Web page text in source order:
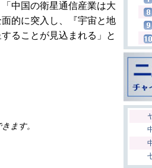
中国の衛星通信産業は大
的に突入し、『宇宙と地
ることが見込まれる」と
ます。